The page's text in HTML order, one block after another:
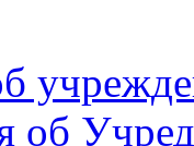
об